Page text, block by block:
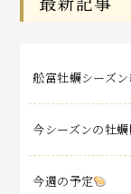
舩富牡蠣シーズ
今シーズンの牡
今週の予定